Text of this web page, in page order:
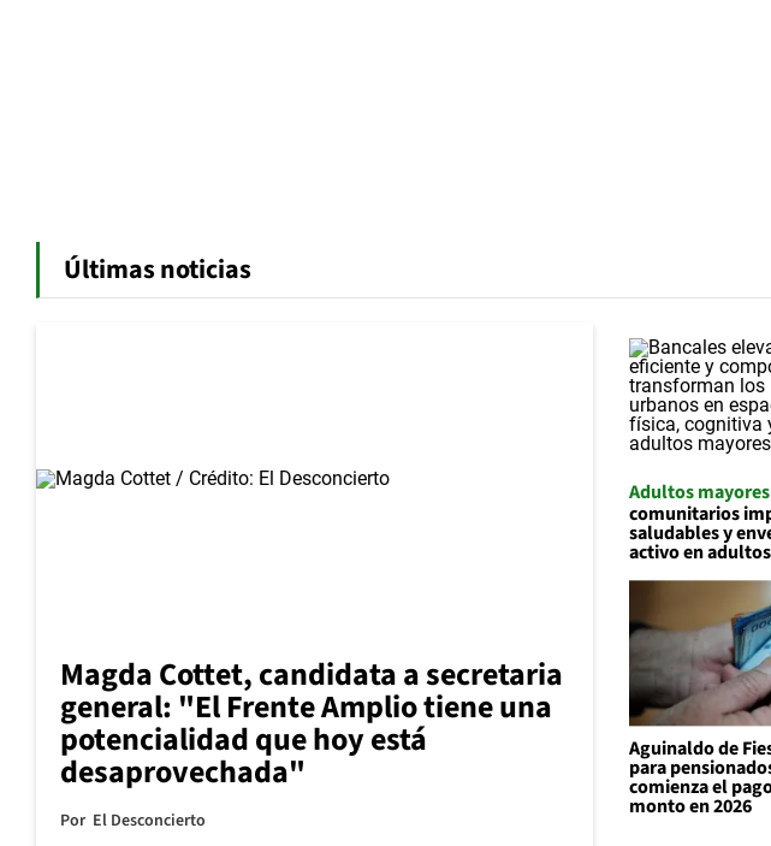
Últimas noticias
Magda Cottet, candidata a secretaria
general: "El Frente Amplio tiene una
potencialidad que hoy está
desaprovechada"
Por El Desconcierto
Adultos mayores
comunitarios
saludables y
activo en
Aguinaldo de
para
comienza el
monto en 2026